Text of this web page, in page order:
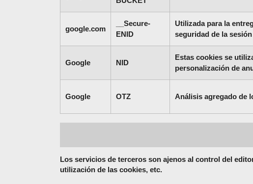
google.com
__Secure-
ENID
Utilizada para la
seguridad de la
Google NID
Estas cookies se
personalización de
Google OTZ Análisis agregado de
Los servicios de terceros son ajenos al control del
utilización de las cookies, etc.